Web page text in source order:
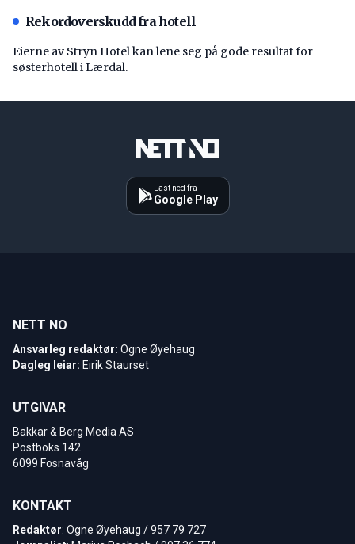
Rekordoverskudd fra hotell
Eierne av Stryn Hotel kan lene seg på gode resultat for
søsterhotell i Lærdal.
Last ned fra
Google Play
NETT NO
Ansvarleg redaktør: Ogne Øyehaug
Dagleg leiar: Eirik Staurset
UTGIVAR
Bakkar & Berg Media AS
Postboks 142
6099 Fosnavåg
KONTAKT
Redaktør: Ogne Øyehaug / 957 79 727